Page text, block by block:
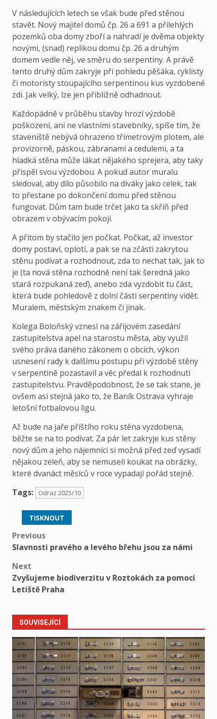
V následujících letech se však bude před stěnou
stavět. Nový majitel domů čp. 26 a 691 a přilehlých
pozemků oba domy zboří a nahradí je dvěma objekty
novými, (snad) replikou domu čp. 26 a druhým
domem vedle něj, ve směru do serpentiny. A právě
tento druhý dům zakryje při pohledu pěšáka, cyklisty
či motoristy stoupajícího serpentinou kus vyzdobené
zdi. Jak velký, lze jen přibližně odhadnout.
Každopádně v průběhu stavby hrozí výzdobě
poškození, ani ne vlastními stavebníky, spíše tím, že
staveniště nebývá ohrazeno třímetrovým plotem, ale
provizorně, páskou, zábranami a cedulemi, a ta
hladká stěna může lákat nějakého sprejera, aby taky
přispěl svou výzdobou. A pokud autor muralu
sledoval, aby dílo působilo na diváky jako celek, tak
to přestane po dokončení domu před stěnou
fungovat. Dům tam bude trčet jako ta skříň před
obrazem v obývacím pokoji.
A přitom by stačilo jen počkat. Počkat, až investor
domy postaví, oplotí, a pak se na zčásti zakrytou
stěnu podívat a rozhodnout, zda to nechat tak, jak to
je (ta nová stěna rozhodně není tak šeredná jako
stará rozpukaná zeď), anebo zda vyzdobit tu část,
která bude pohledově z dolní části serpentiny vidět.
Muralem, městským znakem či jinak.
Kolega Boloňský vznesl na zářijovém zasedání
zastupitelstva apel na starostu města, aby využil
svého práva daného zákonem o obcích, výkon
usnesení rady k dalšímu postupu při výzdobě stěny
v serpentině pozastavil a věc předal k rozhodnutí
zastupitelstvu. Pravděpodobnost, že se tak stane, je
ovšem asi stejná jako to, že Baník Ostrava vyhraje
letošní fotbalovou ligu.
Až bude na jaře příštího roku stěna vyzdobena,
běžte se na to podívat. Za pár let zakryje kus stěny
nový dům a jeho nájemníci si možná před zeď vysadí
nějakou zeleň, aby se nemuseli koukat na obrázky,
které dvanáct měsíců v roce vypadají pořád stejně.
Tags:
Odraz 2025/10
TISKNOUT
Post
navigation
Previous
Slavnosti pravého a levého břehu jsou za námi
Next
Zvyšujeme biodiverzitu v Roztokách za pomoci
Letiště Praha
SOUVISEJÍCÍ